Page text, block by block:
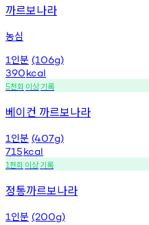
까르보나라
농심
1 인분 (106g)
390kcal
5천회 이상기록
베이컨 까르보나라
1 인분 (407g)
715kcal
1천회 이상기록
정통까르보나라
1 인분 (200g)